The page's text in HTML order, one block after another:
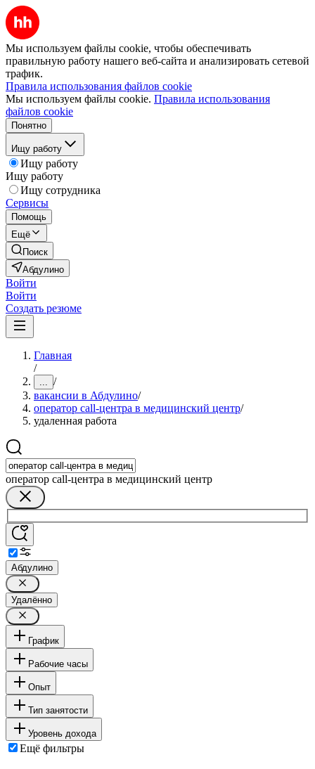
Мы используем файлы cookie, чтобы обеспечивать
правильную работу нашего веб-сайта и анализировать сетевой
трафик.
Правила использования файлов cookie
Мы используем файлы cookie. Правила использования
файлов cookie
Понятно
Ищу работу
Ищу работу
Ищу работу
Ищу сотрудника
Сервисы
Помощь
Ещё
Поиск
Абдулино
Войти
Войти
Создать резюме
Главная
/
... /
вакансии в Абдулино/
оператор call-центра в медицинский центр/
удаленная работа
оператор call-центра в медицинский центр
Абдулино
Удалённо
График
Рабочие часы
Опыт
Тип занятости
Уровень дохода
Ещё фильтры